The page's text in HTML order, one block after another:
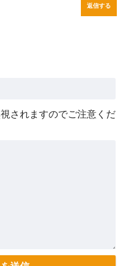
返信する
されますのでご注意くだ